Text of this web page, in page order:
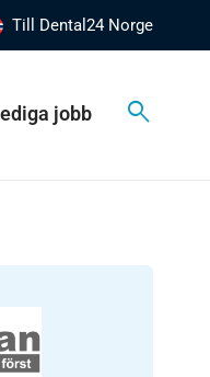
Till Dental24 Norge
jobb